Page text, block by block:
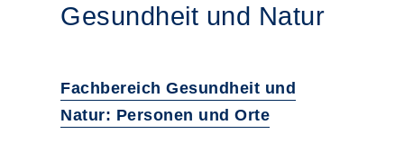
Gesundheit und Natur
Fachbereich Gesundheit und
Natur: Personen und Orte